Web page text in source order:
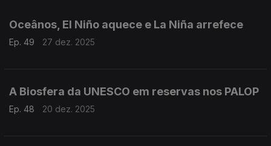
Oceânos, El Niño aquece e La Niña arrefece
Ep. 49 27 dez. 2025
A Biosfera da UNESCO em reservas nos PALOP
Ep. 48 20 dez. 2025